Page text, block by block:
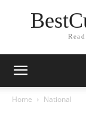
Home National